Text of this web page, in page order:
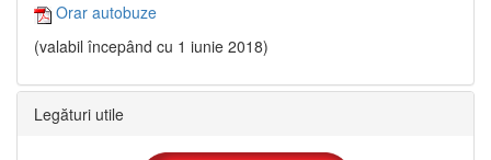
Orar autobuze
(valabil începând cu 1 iunie 2018)
Legături utile